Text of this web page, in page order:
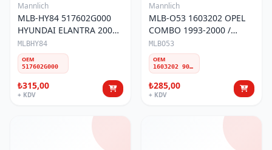
Mannlich
MLB-HY84 517602G000
HYUNDAI ELANTRA 2007-
2011 & Touring Wagon/
İ30 2007-11 ROTİL
MLBHY84
OEM
517602G000
₺315,00
+ KDV
Mannlich
MLB-O53 1603202 OPEL
COMBO 1993-2000 /
CORSA 1993-2000 & ( B )
ÖN ROTİL
MLBO53
OEM
1603202 90539896
₺285,00
+ KDV